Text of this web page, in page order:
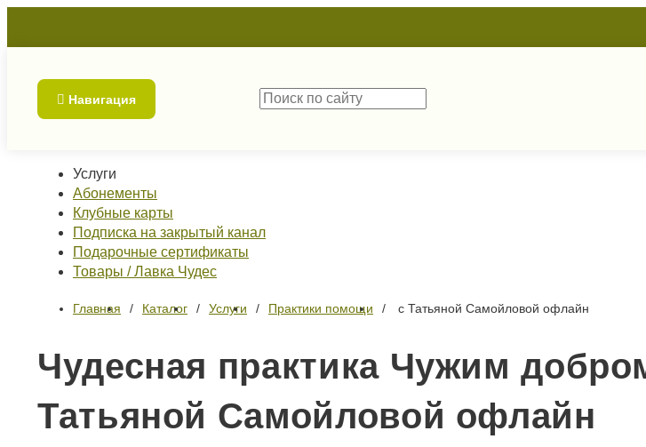
Навигация
Услуги
Абонементы
Клубные карты
Подписка на закрытый канал
Подарочные сертификаты
Товары / Лавка Чудес
Главная Каталог Услуги Практики помощи с Татьяной Самойловой офлайн
Чудесная практика Чужим
Татьяной Самойловой офлайн